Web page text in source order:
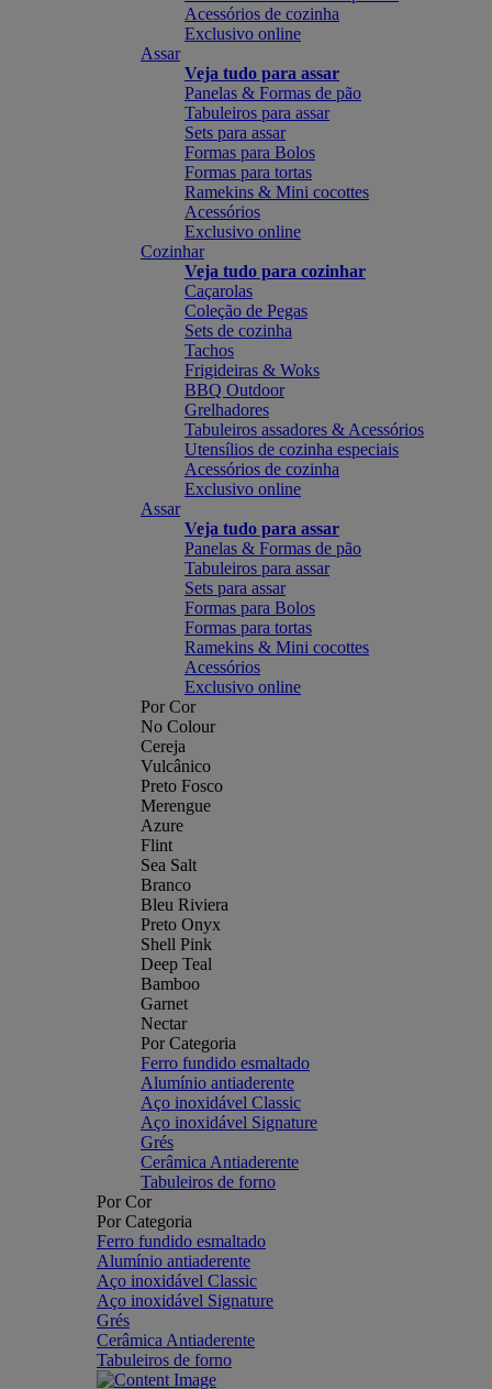
Acessórios de cozinha
Exclusivo online
Assar
Veja tudo para assar
Panelas & Formas de pão
Tabuleiros para assar
Sets para assar
Formas para Bolos
Formas para tortas
Ramekins & Mini cocottes
Acessórios
Exclusivo online
Cozinhar
Veja tudo para cozinhar
Caçarolas
Coleção de Pegas
Sets de cozinha
Tachos
Frigideiras & Woks
BBQ Outdoor
Grelhadores
Tabuleiros assadores & Acessórios
Utensílios de cozinha especiais
Acessórios de cozinha
Exclusivo online
Assar
Veja tudo para assar
Panelas & Formas de pão
Tabuleiros para assar
Sets para assar
Formas para Bolos
Formas para tortas
Ramekins & Mini cocottes
Acessórios
Exclusivo online
Por Cor
No Colour
Cereja
Vulcânico
Preto Fosco
Merengue
Azure
Flint
Sea Salt
Branco
Bleu Riviera
Preto Onyx
Shell Pink
Deep Teal
Bamboo
Garnet
Nectar
Por Categoria
Ferro fundido esmaltado
Alumínio antiaderente
Aço inoxidável Classic
Aço inoxidável Signature
Grés
Cerâmica Antiaderente
Tabuleiros de forno
Por Cor
Por Categoria
Ferro fundido esmaltado
Alumínio antiaderente
Aço inoxidável Classic
Aço inoxidável Signature
Grés
Cerâmica Antiaderente
Tabuleiros de forno